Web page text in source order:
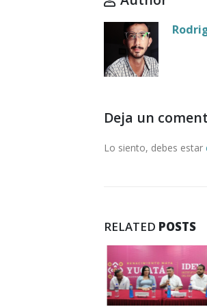
Deja un
Lo siento, debes estar
RELATED POSTS